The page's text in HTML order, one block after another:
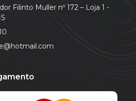
Filinto Muller nº 172 – Loja 1 -